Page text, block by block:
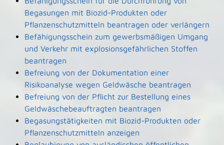
Begasungen mit Biozid-Produkten oder
Pflanzenschutzmitteln beantragen oder verlängern
Befähigungsschein zum gewerbsmäßigen Umgang
und Verkehr mit explosionsgefährlichen Stoffen
beantragen
Befreiung von der Dokumentation einer
Risikoanalyse wegen Geldwäsche beantragen
Befreiung von der Pflicht zur Bestellung eines
Geldwäschebeauftragten beantragen
Begasungstätigkeiten mit Biozid-Produkten oder
Pflanzenschutzmitteln anzeigen